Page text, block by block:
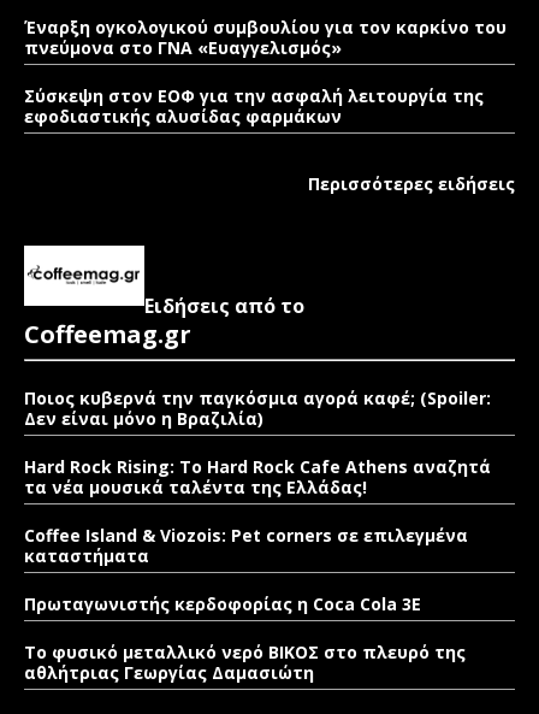
Έναρξη ογκολογικού συμβουλίου για τον καρκίνο του
πνεύμονα στο ΓΝΑ «Ευαγγελισμός»
Σύσκεψη στον ΕΟΦ για την ασφαλή λειτουργία της
εφοδιαστικής αλυσίδας φαρμάκων
Περισσότερες ειδήσεις
Ειδήσεις από το
Coffeemag.gr
Ποιος κυβερνά την παγκόσμια αγορά καφέ; (Spoiler:
Δεν είναι μόνο η Βραζιλία)
Hard Rock Rising: Το Hard Rock Cafe Athens αναζητά
τα νέα μουσικά ταλέντα της Ελλάδας!
Coffee Island & Viozois: Pet corners σε επιλεγμένα
καταστήματα
Πρωταγωνιστής κερδοφορίας η Coca Cola 3E
Το φυσικό μεταλλικό νερό ΒΙΚΟΣ στο πλευρό της
αθλήτριας Γεωργίας Δαμασιώτη